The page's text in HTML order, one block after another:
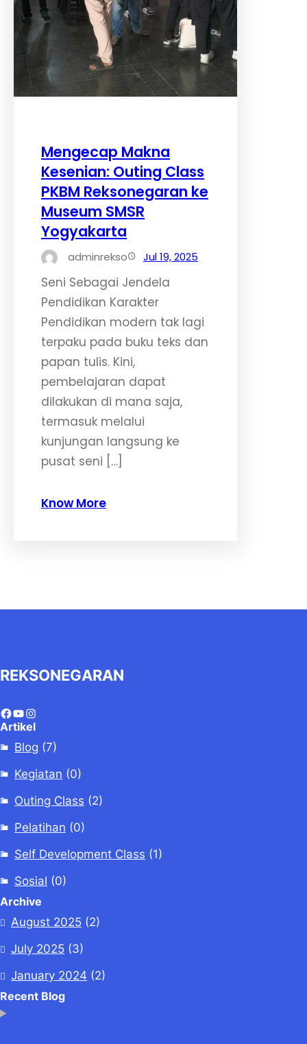
Mengecap Makna
Kesenian: Outing Class
PKBM Reksonegaran ke
Museum SMSR
Yogyakarta
adminrekso Jul 19, 2025
Seni Sebagai Jendela
Pendidikan Karakter
Pendidikan modern tak lagi
terpaku pada buku teks dan
papan tulis. Kini,
pembelajaran dapat
dilakukan di mana saja,
termasuk melalui
kunjungan langsung ke
pusat seni […]
Know More
REKSONEGARAN
Artikel
Blog (7)
Kegiatan (0)
Outing Class (2)
Pelatihan (0)
Self Development Class (1)
Sosial (0)
Archive
August 2025 (2)
July 2025 (3)
January 2024 (2)
Recent Blog